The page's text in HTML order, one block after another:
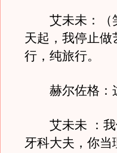
艾未未：（笑
天起，我停止
行，纯旅行。
赫尔佐格：这
艾未未 ：我
牙科大夫，你当